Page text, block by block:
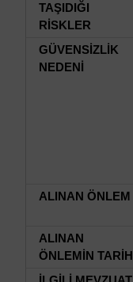
TAŞIDIĞI
RİSKLER
GÜVENSİZLİK
NEDENİ
ALINAN ÖNLEM
ALINAN
ÖNLEMİN TARİHİ